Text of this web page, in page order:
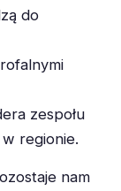
do
zespołu
regionie.
nam